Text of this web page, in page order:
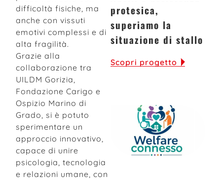
difficoltà fisiche, ma
anche con vissuti
emotivi complessi e di
alta fragilità.
Grazie alla
collaborazione tra
UILDM Gorizia,
Fondazione Carigo e
Ospizio Marino di
Grado, si è potuto
sperimentare un
approccio innovativo,
capace di unire
psicologia, tecnologia
e relazioni umane, con
protesica,
superiamo la
situazione di stallo
Scopri progetto